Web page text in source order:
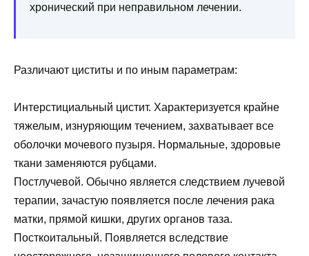
хронический при неправильном лечении.
Различают циститы и по иным параметрам:
Интерстициальный цистит. Характеризуется крайне
тяжелым, изнуряющим течением, захватывает все
оболочки мочевого пузыря. Нормальные, здоровые
ткани заменяются рубцами.
Постлучевой. Обычно является следствием лучевой
терапии, зачастую появляется после лечения рака
матки, прямой кишки, других органов таза.
Посткоитальный. Появляется вследствие